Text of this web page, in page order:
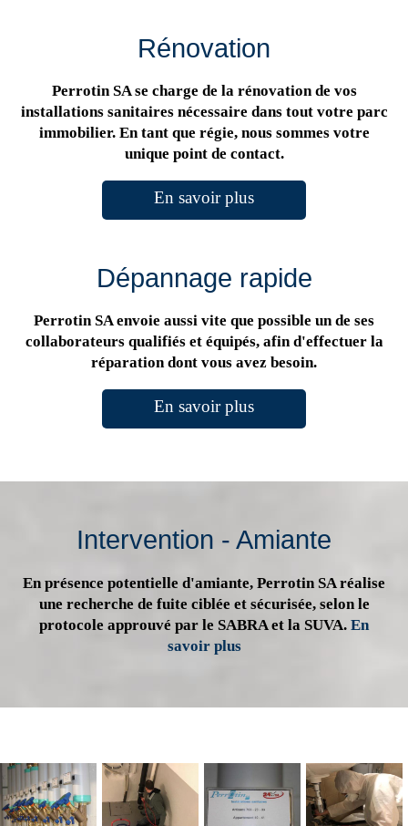
Rénovation
Perrotin SA se charge de la rénovation de vos
installations sanitaires nécessaire dans tout votre parc
immobilier. En tant que régie, nous sommes votre
unique point de contact.
En savoir plus
Dépannage rapide
Perrotin SA envoie aussi vite que possible un de ses
collaborateurs qualifiés et équipés, afin d'effectuer la
réparation dont vous avez besoin.
En savoir plus
Intervention - Amiante
En présence potentielle d'amiante, Perrotin SA réalise
une recherche de fuite ciblée et sécurisée, selon le
protocole approuvé par le SABRA et la SUVA. En
savoir plus